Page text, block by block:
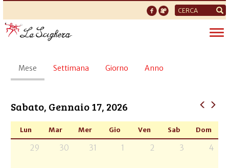
Form
di
ricerca
Schede
primarie
Mese (scheda
attiva)
Settimana Giorno Anno
Sabato, Gennaio 17, 2026
Lun Mar Mer Gio Ven Sab Dom
29 30 31 1 2 3 4